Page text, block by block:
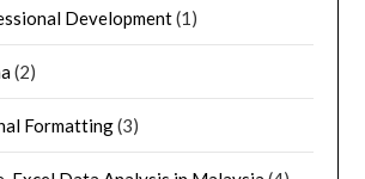
Development(1)
(2)
Formatting(3)